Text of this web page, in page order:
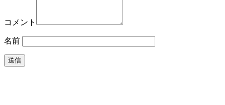
コメント
名前